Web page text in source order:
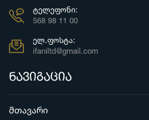
ᲢᲔᲚᲔᲤᲝᲜᲘ:
568 98 11 00
ᲔᲚ.ᲤᲝᲡᲢᲐ:
ifaniltd@gmail.com
ნავიგაცია
მთავარი